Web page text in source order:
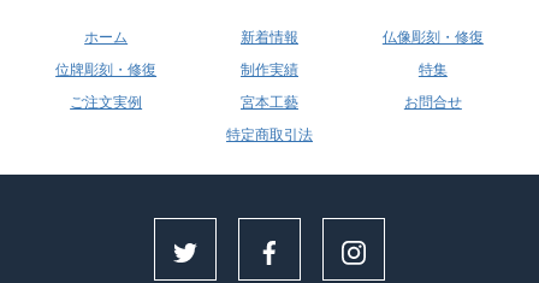
ホーム 新着情報
仏像彫刻・修復
位牌彫刻・修復
制作実績
特集
ご注文実例
宮本工藝
お問合せ
特定商取引法